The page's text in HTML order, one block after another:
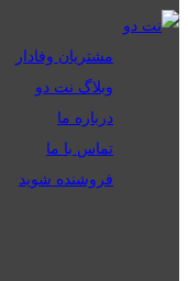
مشتریان وفادار
وبلاگ نت دو
درباره ما
تماس با ما
فروشنده شوید